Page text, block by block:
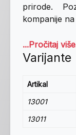
prirode.
kompanije
...Pročitaj
Varijante
Artikal
13001
13011